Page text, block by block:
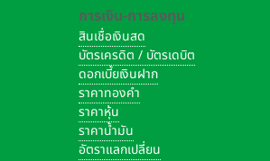
การเงิน-การลงทุน
สินเชื่อเงินสด
บัตรเครดิต / บัตรเดบิต
ดอกเบี้ยเงินฝาก
ราคาทองคำ
ราคาหุ้น
ราคาน้ำมัน
อัตราแลกเปลี่ยน